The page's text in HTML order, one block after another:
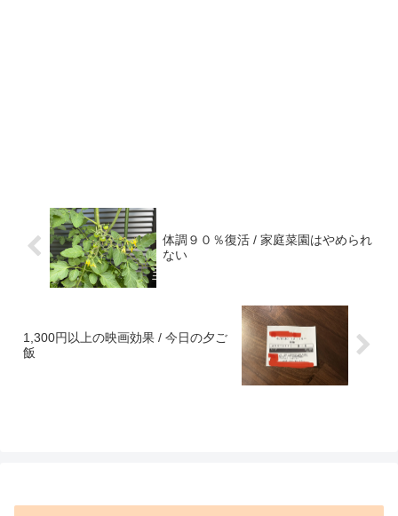
体調９０％復活 / 家庭菜園はやめられ
ない
1,300円以上の映画効果 / 今日の夕ご
飯